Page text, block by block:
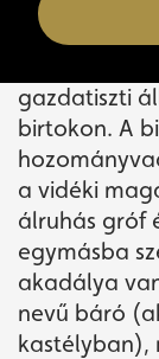
A magának
gazdatiszti
birtokon. A
a vidéki
álruhás gróf
egymásba
akadálya
nevű báró
kastélyban),